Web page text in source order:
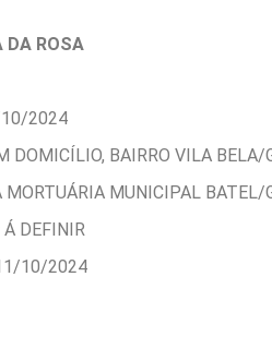
DA ROSA
2024
DOMICÍLIO, BAIRRO VILA BELA/
MORTUÁRIA MUNICIPAL BATEL/
Á DEFINIR
10/2024